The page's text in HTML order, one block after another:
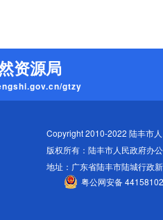
资源局
gtzy
Copyright 2010-2022 陆丰市
版权所有：陆丰市人民政府办
地址：广东省陆丰市陆城行政
粤公网安备